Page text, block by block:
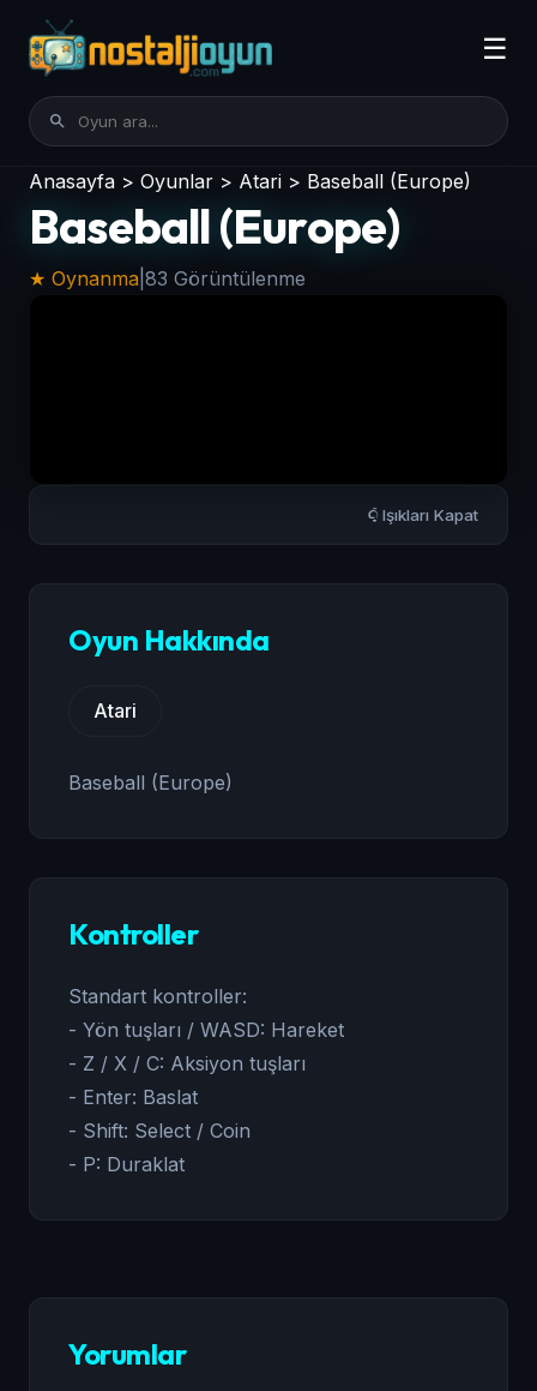
☰
Anasayfa > Oyunlar > Atari > Baseball (Europe)
Baseball (Europe)
★ Oynanma 83 Görüntülenme
Işıkları Kapat
Oyun Hakkında
Atari
Baseball (Europe)
Kontroller
Standart kontroller:
- Yön tuşları / WASD: Hareket
- Z / X / C: Aksiyon tuşları
- Enter: Baslat
- Shift: Select / Coin
- P: Duraklat
Yorumlar